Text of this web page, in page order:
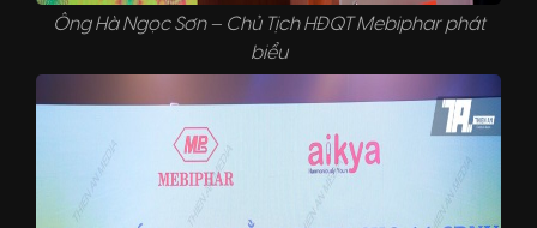
Ông Hà Ngọc Sơn – Chủ Tịch HĐQT Mebiphar phát
biểu